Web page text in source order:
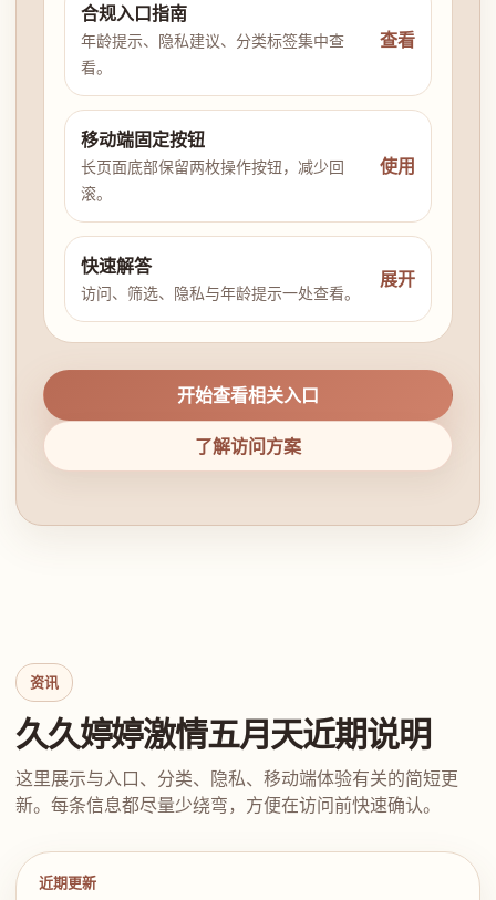
合规入口指南
年龄提示、隐私建议、分类标签集中查
看。
查看
移动端固定按钮
长页面底部保留两枚操作按钮，减少回
滚。
使用
快速解答
访问、筛选、隐私与年龄提示一处查看。
展开
开始查看相关入口
了解访问方案
资讯
久久婷婷激情五月天近期说明
这里展示与入口、分类、隐私、移动端体验有关的简短更
新。每条信息都尽量少绕弯，方便在访问前快速确认。
近期更新